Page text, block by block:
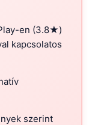
en (3.8★)
kapcsolatos
szerint